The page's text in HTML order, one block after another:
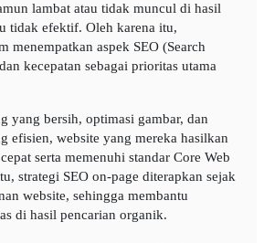
lambat atau tidak muncul di hasil
tidak efektif. Oleh karena itu,
menempatkan aspek SEO (Search
kecepatan sebagai prioritas utama
yang bersih, optimasi gambar, dan
efisien, website yang mereka hasilkan
serta memenuhi standar Core Web
strategi SEO on-page diterapkan sejak
website, sehingga membantu
di hasil pencarian organik.